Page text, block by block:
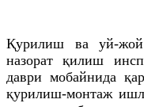
Қурилиш ва уй-жой
назорат қилиш
даври мобайнида
қурилиш-монтаж